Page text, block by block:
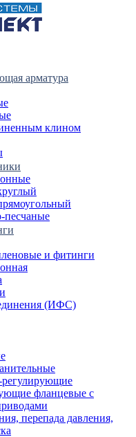
арматура
клином
песчаные
и фитинги
(ИФС)
фланцевые с
перепада давления,